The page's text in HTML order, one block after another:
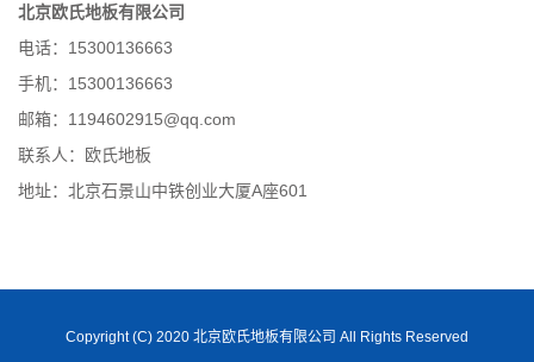
北京欧氏地板有限公司
电话：15300136663
手机：15300136663
邮箱：1194602915@qq.com
联系人：欧氏地板
地址：北京石景山中铁创业大厦A座601
Copyright (C) 2020 北京欧氏地板有限公司 All Rights Reserved